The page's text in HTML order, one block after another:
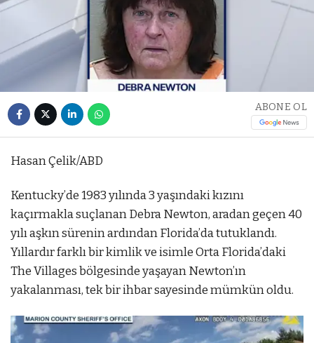
ABONE OL
Hasan Çelik/ABD
Kentucky’de 1983 yılında 3 yaşındaki kızını
kaçırmakla suçlanan Debra Newton, aradan geçen 40
yılı aşkın sürenin ardından Florida’da tutuklandı.
Yıllardır farklı bir kimlik ve isimle Orta Florida’daki
The Villages bölgesinde yaşayan Newton’ın
yakalanması, tek bir ihbar sayesinde mümkün oldu.